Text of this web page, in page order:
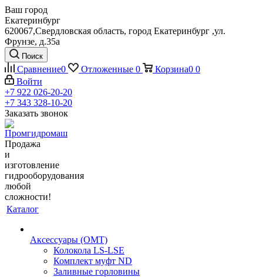
Ваш город
Екатеринбург
620067,Свердловская область, город Екатеринбург ,ул.
Фрунзе, д.35а
Поиск
Сравнение0 Отложенные 0 Корзина0 0
Войти
+7 922 026-20-20
+7 343 328-10-20
Заказать звонок
Продажа
и
изготовление
гидрооборудования
любой
сложности!
Каталог
Аксессуары (OMT)
Колокола LS-LSE
Комплект муфт ND
Заливные горловины